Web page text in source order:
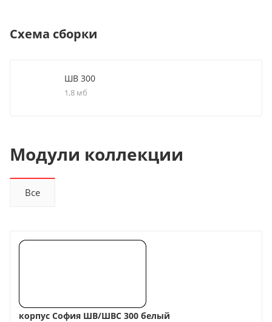
Схема сборки
ШВ 300
1,8 мб
Модули коллекции
Все
корпус София ШВ/ШВС 300 белый